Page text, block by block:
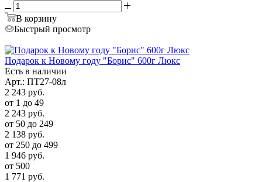
В корзину
Быстрый просмотр
Подарок к Новому году "Борис" 600г Люкс
Есть в наличии
Арт.: ПТ27-08л
2 243 руб.
от 1 до 49
2 243 руб.
от 50 до 249
2 138 руб.
от 250 до 499
1 946 руб.
от 500
1 771 руб.